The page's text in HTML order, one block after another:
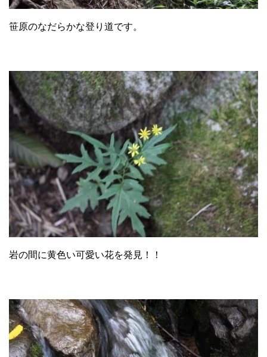
笹原のなだらかな登り道です。
岩の間に黄色い可愛い花を発見！！